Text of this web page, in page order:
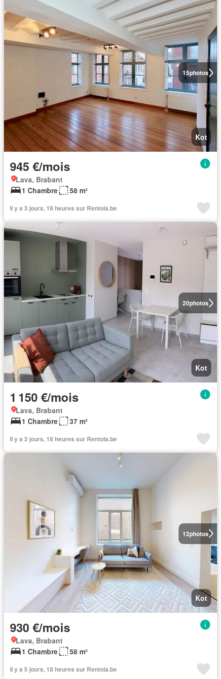
15photos
Kot
945 €/mois
Lava, Brabant
1 Chambre
58 m²
Il y a 3 jours, 18 heures sur Rentola.be
20photos
Kot
1 150 €/mois
Lava, Brabant
1 Chambre
37 m²
Il y a 3 jours, 18 heures sur Rentola.be
12photos
Kot
930 €/mois
Lava, Brabant
1 Chambre
58 m²
Il y a 5 jours, 18 heures sur Rentola.be